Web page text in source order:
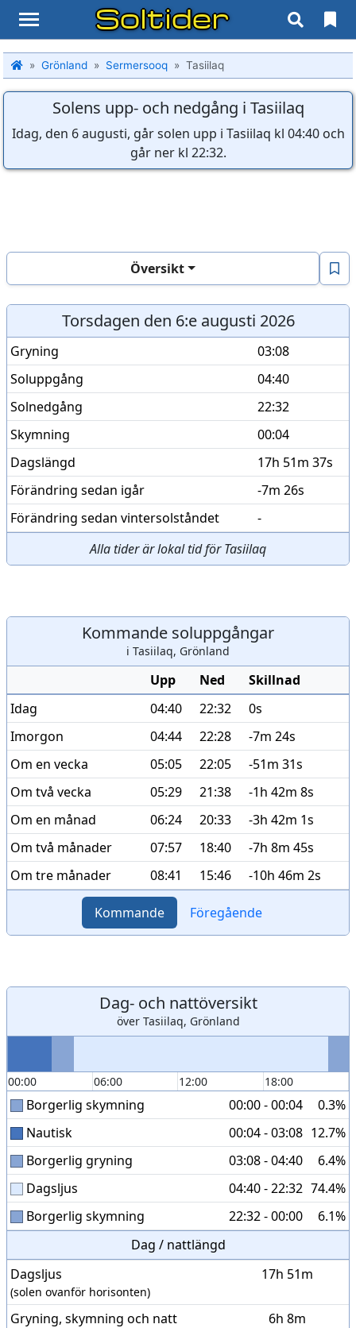
Soltider
Grönland Sermersooq Tasiilaq
Solens upp- och nedgång i Tasiilaq
Idag, den 6 augusti, går solen upp i Tasiilaq kl 04:40 och
går ner kl 22:32.
Översikt
Torsdagen den 6:e augusti 2026
Gryning
03:08
Soluppgång
04:40
Solnedgång
22:32
Skymning
00:04
Dagslängd
17h 51m 37s
Förändring sedan igår
-7m 26s
Förändring sedan vintersolståndet
-
Alla tider är lokal tid för Tasiilaq
Kommande soluppgångar
i Tasiilaq, Grönland
Upp Ned
Skillnad
Idag
04:40 22:32
0s
Imorgon
04:44 22:28
-7m 24s
Om en vecka
05:05 22:05
-51m 31s
Om två vecka
05:29 21:38
-1h 42m 8s
Om en månad
06:24 20:33
-3h 42m 1s
Om två månader
07:57 18:40
-7h 8m 45s
Om tre månader
08:41 15:46 -10h 46m 2s
Kommande Föregående
Dag- och nattöversikt
över Tasiilaq, Grönland
00:00 06:00 12:00 18:00
Borgerlig skymning 00:00 - 00:04
0.3%
Nautisk
00:04 - 03:08 12.7%
Borgerlig gryning
03:08 - 04:40
6.4%
Dagsljus
04:40 - 22:32 74.4%
Borgerlig skymning
22:32 - 00:00
6.1%
Dag / nattlängd
Dagsljus
(solen ovanför horisonten)
17h 51m
Gryning, skymning och natt 6h 8m